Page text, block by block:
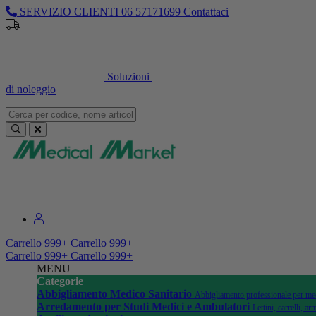
SERVIZIO CLIENTI 06 57171699 Contattaci
Soluzioni
di noleggio
Carrello 999+ Carrello 999+
Carrello 999+ Carrello 999+
MENU
Categorie
Abbigliamento Medico Sanitario Abbigliamento professionale per
Arredamento per Studi Medici e Ambulatori Lettini, carrelli,